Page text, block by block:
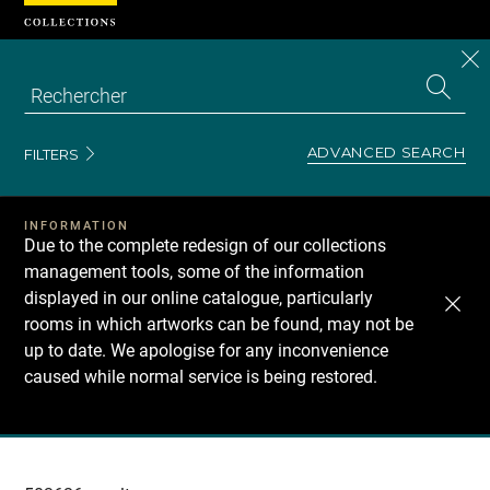
FILTERS ADVANCED SEARCH
INFORMATION
Due to the complete redesign of our collections
management tools, some of the information
displayed in our online catalogue, particularly
rooms in which artworks can be found, may not be
up to date. We apologise for any inconvenience
caused while normal service is being restored.
Recherche
Cookies management panel